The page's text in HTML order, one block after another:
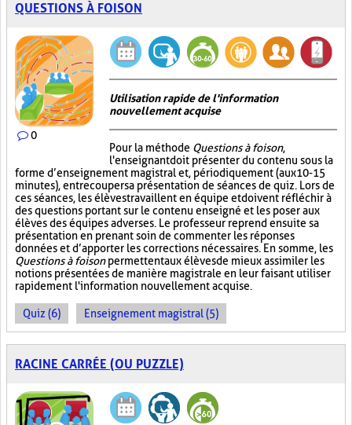
QUESTIONS À FOISON
0
Utilisation rapide de l'information
nouvellement acquise
Pour la méthode Questions à foison,
l'enseignant doit présenter du contenu sous la
forme d’enseignement magistral et, périodiquement (aux 10-15
minutes), entrecouper sa présentation de séances de quiz. Lors de
ces séances, les élèves travaillent en équipe et doivent réfléchir à
des questions portant sur le contenu enseigné et les poser aux
élèves des équipes adverses. Le professeur reprend ensuite sa
présentation en prenant soin de commenter les réponses
données et d’apporter les corrections nécessaires. En somme, les
Questions à foisonpermettent aux élèves de mieux assimiler les
notions présentées de manière magistrale en leur faisant utiliser
rapidement l'information nouvellement acquise.
Quiz (6) Enseignement magistral (5)
RACINE CARRÉE (OU PUZZLE)